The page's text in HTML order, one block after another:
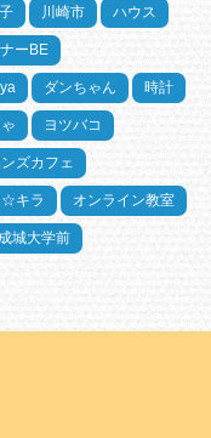
川崎市 ハウス
ーBE
ダンちゃん 時計
ヨツバコ
ズカフェ
☆キラ オンライン教室
成城大学前